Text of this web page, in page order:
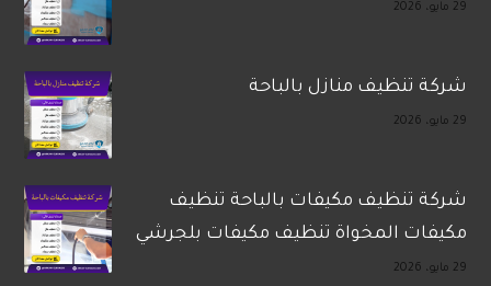
29 مايو، 2026
شركة تنظيف منازل بالباحة
29 مايو، 2026
شركة تنظيف مكيفات بالباحة تنظيف
مكيفات المخواة تنظيف مكيفات بلجرشي
29 مايو، 2026